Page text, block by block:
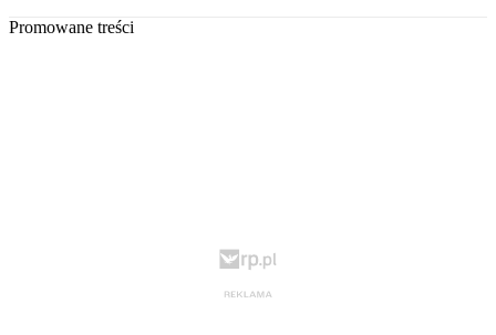
Promowane treści